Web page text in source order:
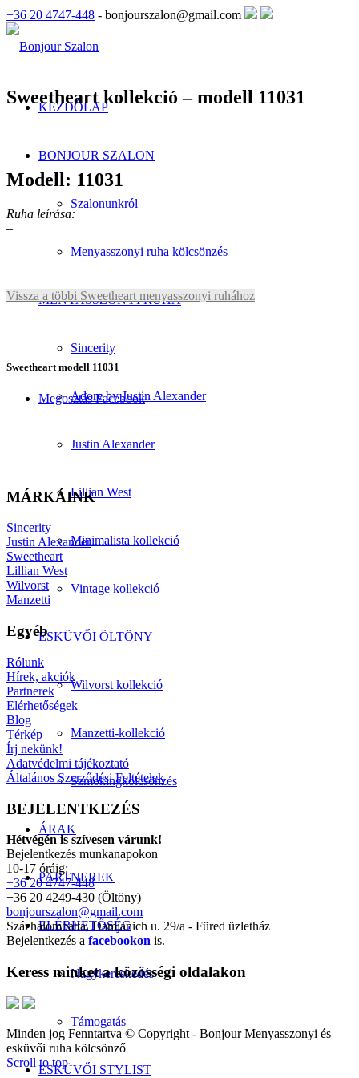
+36 20 4747-448 - bonjourszalon@gmail.com
KEZDŐLAP
BONJOUR SZALON
Szalonunkról
Menyasszonyi ruha kölcsönzés
MENYASSZONYI RUHA
Sincerity
Adore by Justin Alexander
Justin Alexander
Lillian West
Minimalista kollekció
Vintage kollekció
ESKÜVŐI ÖLTÖNY
Wilvorst kollekció
Manzetti-kollekció
Szmokingkölcsönzés
ÁRAK
PARTNEREK
ELÉRHETŐSÉG
Nagykereskedés
Támogatás
ESKÜVŐI STYLIST
Sweetheart kollekció – modell 11031
Modell: 11031
Ruha leírása:
–
Vissza a többi Sweetheart menyasszonyi ruhához
Sweetheart modell 11031
Megosztás Facebook
MÁRKÁINK
Sincerity
Justin Alexander
Sweetheart
Lillian West
Wilvorst
Manzetti
Egyéb
Rólunk
Hírek, akciók
Partnerek
Elérhetőségek
Blog
Térkép
Írj nekünk!
Adatvédelmi tájékoztató
Általános Szerződési Feltételek
BEJELENTKEZÉS
Hétvégén is szívesen várunk!
Bejelentkezés munkanapokon
10-17 óráig:
+36 20 4747-448
+36 20 4249-430 (Öltöny)
bonjourszalon@gmail.com
Százhalombatta, Damjanich u. 29/a - Füred üzletház
Bejelentkezés a facebookon is.
Keress minket a közösségi oldalakon
Minden jog Fenntartva © Copyright - Bonjour Menyasszonyi és
esküvői ruha kölcsönző
Scroll to top